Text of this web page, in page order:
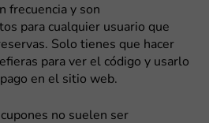
frecuencia y son
para cualquier usuario que
Solo tienes que hacer
para ver el código y usarlo
en el sitio web.
no suelen ser